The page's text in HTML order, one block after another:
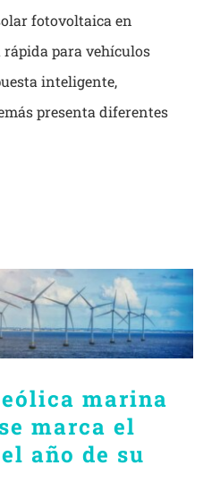
fotovoltaica en
rápida para vehículos
inteligente,
presenta diferentes
marina
marca el
año de su